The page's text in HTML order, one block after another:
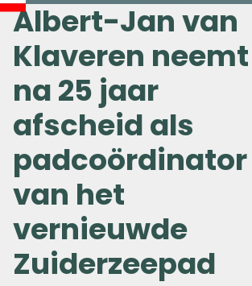
Albert-Jan van
Klaveren neemt
na 25 jaar
afscheid als
padcoördinator
van het
vernieuwde
Zuiderzeepad